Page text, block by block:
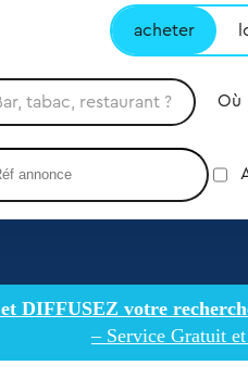
acheter
Où
DIFFUSEZ votre
– Service Gratuit